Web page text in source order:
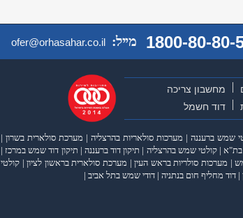
שמש ברעננה | מערכות סולאריות בהרצליה | מערכת סולארית בשרון |
|קולטי שמש בהרצליה | תיקון דוד ברעננה | תיקון דוד שמש במרכז|
| מערכות סולריות בראש העין| מערכת סולארית בראשון לציון| קולטי
| דוד מחליף חום בנתניה | דודי שמש בתל אביב |
מייל:ofer@orhasahar.co.il
מחשבון צריכה
דוד חשמל
1800-80-80-